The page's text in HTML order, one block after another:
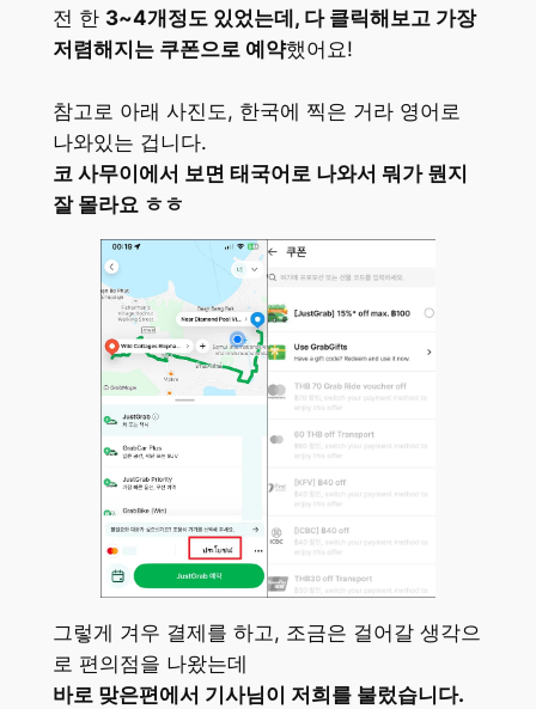
전 한 3~4개정도 있었는데, 다 클릭해보고 가장
저렴해지는 쿠폰으로 예약했어요!
참고로 아래 사진도, 한국에 찍은 거라 영어로
나와있는 겁니다.
코 사무이에서 보면 태국어로 나와서 뭐가 뭔지
잘 몰라요 ㅎㅎ
그렇게 겨우 결제를 하고, 조금은 걸어갈 생각으
로 편의점을 나왔는데
바로 맞은편에서 기사님이 저희를 불렀습니다.